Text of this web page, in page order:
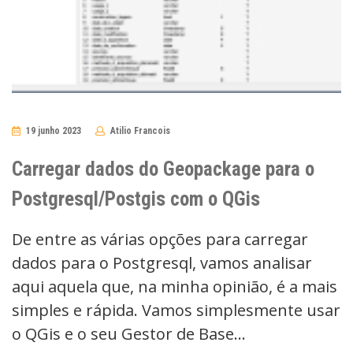
19 junho 2023 Atilio Francois
Carregar dados do Geopackage para o
Postgresql/Postgis com o QGis
De entre as várias opções para carregar
dados para o Postgresql, vamos analisar
aqui aquela que, na minha opinião, é a mais
simples e rápida. Vamos simplesmente usar
o QGis e o seu Gestor de Base…